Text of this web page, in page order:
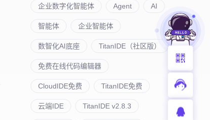
企业数字化智能体 Agent AI
智能体 企业智能体
数智化AI底座 TitanIDE（社区版）
免费在线代码编辑器
CloudIDE免费 TitanIDE免费
云端IDE TitanIDE v2.8.3